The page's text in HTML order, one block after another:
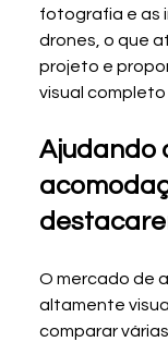
fotografia e as
drones, o que
projeto e
visual
Ajudando
O mercado de
altamente
comparar